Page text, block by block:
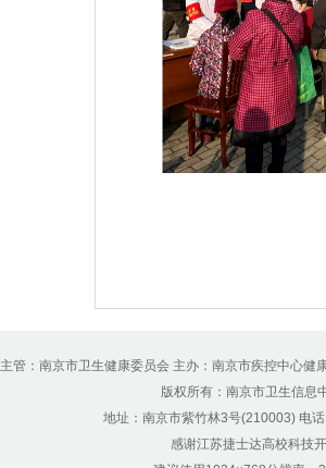
主管：南京市卫生健康委员会 主办：南京市疾控中心
版权所有：南京市卫生信
地址：南京市紫竹林3号(210003) 电
感谢江苏捷士达高校科技